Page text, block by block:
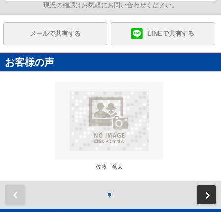
現況の確認はお気軽にお問い合わせください。
メールで共有する LINEで共有する
お客様の声
佐藤 竜太